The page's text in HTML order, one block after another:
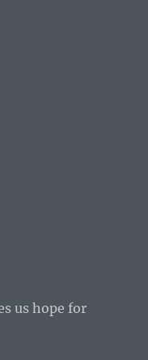
us hope for